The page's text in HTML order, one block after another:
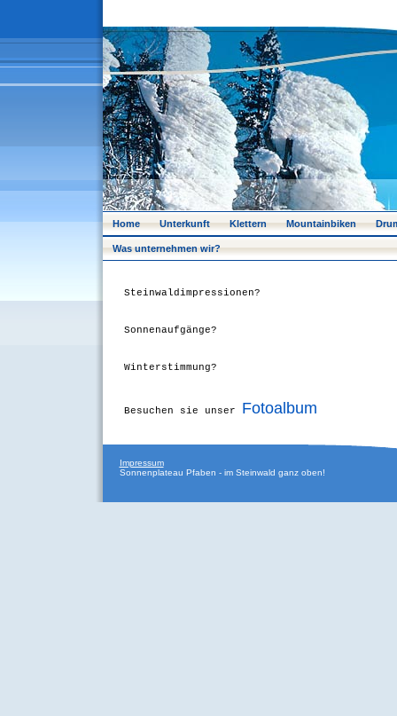
Home Unterkunft Klettern Mountainbiken
Was unternehmen wir?
Steinwaldimpressionen?
Sonnenaufgänge?
Winterstimmung?
Besuchen sie unser Fotoalbum
Impressum
Sonnenplateau Pfaben - im Steinwald ganz oben!